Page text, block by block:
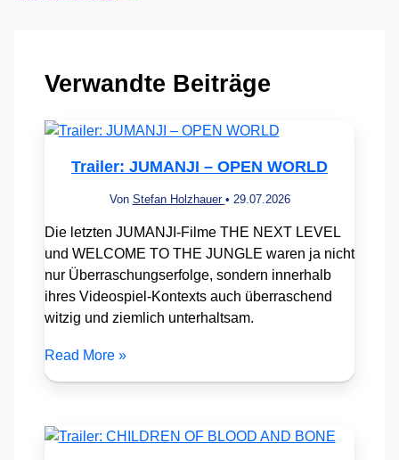
Verwandte Beiträge
Trailer: JUMANJI – OPEN WORLD
Von Stefan Holzhauer • 29.07.2026
Die letzten JUMANJI-Filme THE NEXT LEVEL
und WELCOME TO THE JUNGLE waren ja nicht
nur Überraschungserfolge, sondern innerhalb
ihres Videospiel-Kontexts auch überraschend
witzig und ziemlich unterhaltsam.
Read More »